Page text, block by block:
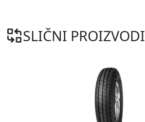
SLIČNI PROIZVODI